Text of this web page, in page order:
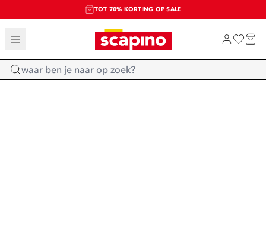
TOT 70% KORTING OP SALE
SALE: LAATSTE KANS!
SHOP NIEUW
Home